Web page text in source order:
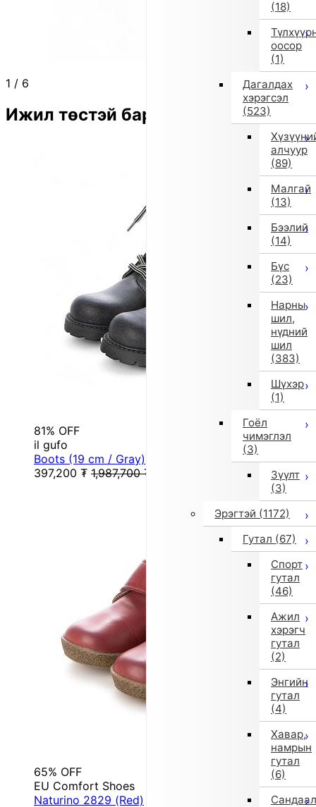
(18)
оосор
(1)
Дагалдах
хэрэгсэл
(523)
алчуур
(89)
Малгай
(13)
Бээлий
(14)
Бүс
(23)
Нарны
шил,
нүдний
шил
(383)
Шүхэр
(1)
Гоёл
чимэглэл
(3)
Зүүлт
(3)
Эрэгтэй (1172)
Гутал (67)
Спорт
гутал
(46)
Ажил
хэрэгч
гутал
(2)
Энгийн
гутал
(4)
Хавар,
намрын
гутал
(6)
Сандаал
1 / 6
Ижил төстэй бараа
81% OFF
il gufo
Boots (19 cm / Gray)
397,200 ₮ 1,987,700 ₮
65% OFF
EU Comfort Shoes
Naturino 2829 (Red)